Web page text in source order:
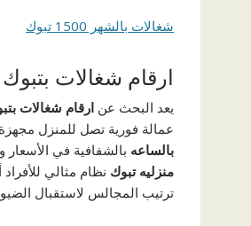
شغالات بالشهر 1500 تبوك
ارقام شغالات
يعد البحث عن ارقام شغالات
عمالة فورية تصل للمنزل مجهزة
بالساعه بالشفافية في
منزليه تبوك نظام مثالي
ترتيب المجالس لاستقبال